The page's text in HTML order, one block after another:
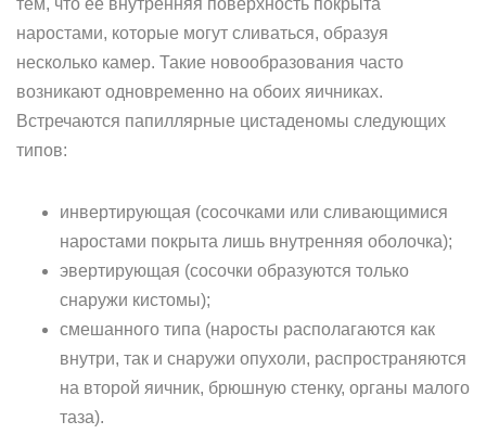
тем, что ее внутренняя поверхность покрыта
наростами, которые могут сливаться, образуя
несколько камер. Такие новообразования часто
возникают одновременно на обоих яичниках.
Встречаются папиллярные цистаденомы следующих
типов:
инвертирующая (сосочками или сливающимися
наростами покрыта лишь внутренняя оболочка);
эвертирующая (сосочки образуются только
снаружи кистомы);
смешанного типа (наросты располагаются как
внутри, так и снаружи опухоли, распространяются
на второй яичник, брюшную стенку, органы малого
таза).